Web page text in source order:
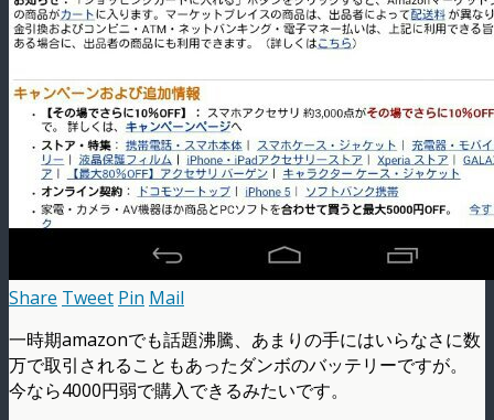
Share Tweet Pin Mail
一時期amazonでも話題沸騰、あまりの手にはいらなさに数
万で取引されることもあったダンボのバッテリーですが。
今なら4000円弱で購入できるみたいです。